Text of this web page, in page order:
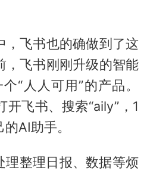
，飞书也的确做到了这
，飞书刚刚升级的智能
“人人可用”的产品。
飞书、搜索“aily”，1
AI助手。
理整理日报、数据等烦